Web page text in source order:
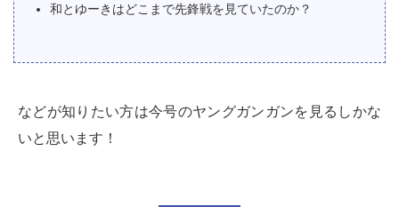
和とゆーきはどこまで先鋒戦を見ていたのか？
などが知りたい方は今号のヤングガンガンを見るしかな
いと思います！